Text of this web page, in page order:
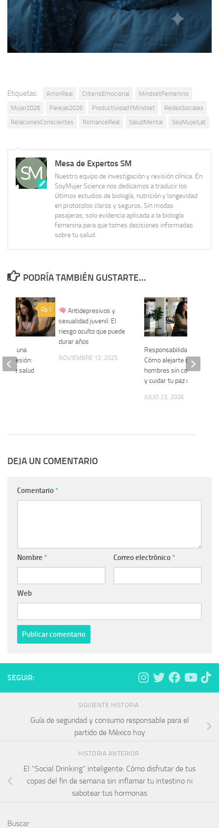
Etiquetas: AmorReal CriterioEmocional
MindsetFemenino
Mujer2026
Parejas2026 ProductividadYMindset
RedesSociales
RelacionesConscientes
RomanceReal SaludMental SoyMujerLat
Mesa de Expertos SM
Nuestro equipo de investigación y revisión clínica. En
SoyMujer Science nos dedicamos a traducir los
últimos estudios de biología, nutrición y longevidad
en protocolos claros y seguros. Sin modas
pasajeras, solo evidencia aplicada a la biología
femenina para que tomes decisiones informadas
sobre tu salud.
PODRÍA TAMBIÉN GUSTARTE...
Antidepresivos y
sexualidad juvenil: El
riesgo oculto que puede
durar años
NOVIEMBRE 12, 2025
Responsabilidad afectiva:
Cómo alejarte de
hombres sin compromiso
y cuidar tu paz mental
JULIO 23, 2026
1
a una
depresión:
de salud
DEJA UN COMENTARIO
Comentario *
Nombre * Correo electrónico *
Web
SEGUIR:
SIGUIENTE HISTORIA
Guía de seguridad y consumo responsable para el
partido de México hoy
HISTORIA ANTERIOR
El “Social Drinking” inteligente: Cómo disfrutar de tus
copas del fin de semana sin inflamar tu intestino ni
sabotear tus hormonas
Buscar